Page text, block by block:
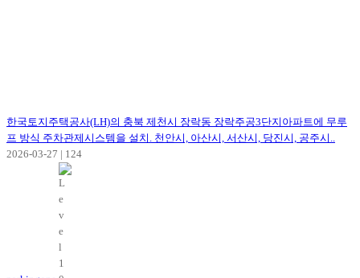
한국토지주택공사(LH)의 충북 제천시 장락동 장락주공3단지아파트에 무루
프 방식 주차관제시스템을 설치. 천안시, 아산시, 서산시, 당진시, 공주시..
2026-03-27 | 124